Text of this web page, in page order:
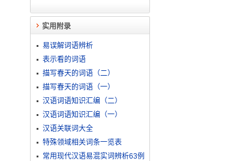
实用附录
易误解词语辨析
表示看的词语
描写春天的词语（二）
描写春天的词语（一）
汉语词语知识汇编（二）
汉语词语知识汇编（一）
汉语关联词大全
特殊领域相关词条一览表
常用现代汉语易混实词辨析63例